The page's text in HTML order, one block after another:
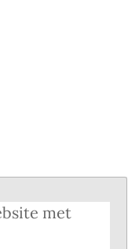
met